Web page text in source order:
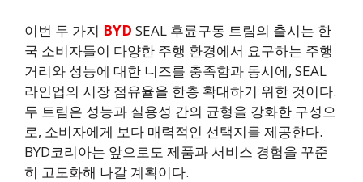
이번 두 가지 BYD SEAL 후륜구동 트림의 출시는 한
국 소비자들이 다양한 주행 환경에서 요구하는 주행
거리와 성능에 대한 니즈를 충족함과 동시에, SEAL
라인업의 시장 점유율을 한층 확대하기 위한 것이다.
두 트림은 성능과 실용성 간의 균형을 강화한 구성으
로, 소비자에게 보다 매력적인 선택지를 제공한다.
BYD코리아는 앞으로도 제품과 서비스 경험을 꾸준
히 고도화해 나갈 계획이다.